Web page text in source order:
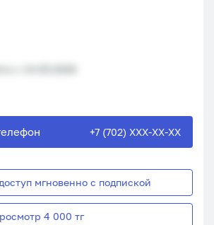
+7 (702) XXX-XX-XX
мгновенно с подпиской
4 000 тг